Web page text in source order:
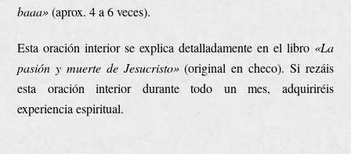
baaa»(aprox. 4 a 6 veces).
Esta oración interior se explica detalladamente en el libro «La
pasión y muerte de Jesucristo»(original en checo). Si rezáis
esta oración interior durante todo un mes, adquiriréis
experiencia espiritual.